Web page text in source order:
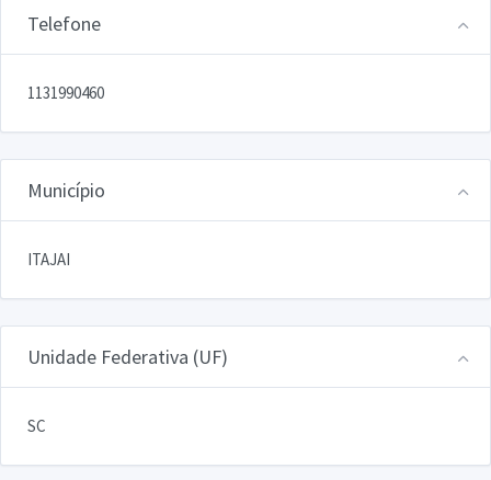
Telefone
1131990460
Município
ITAJAI
Unidade Federativa (UF)
SC